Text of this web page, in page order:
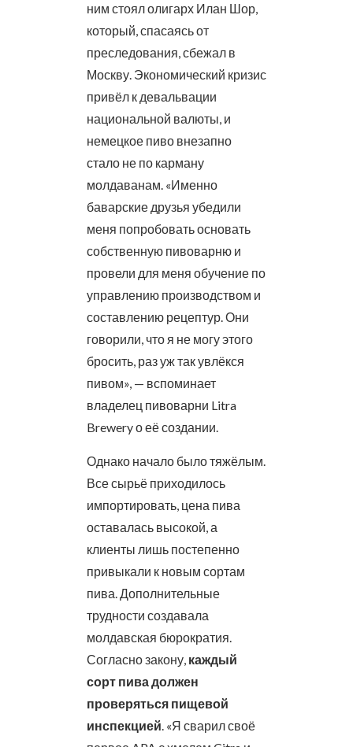
ним стоял олигарх Илан Шор,
который, спасаясь от
преследования, сбежал в
Москву. Экономический кризис
привёл к девальвации
национальной валюты, и
немецкое пиво внезапно
стало не по карману
молдаванам. «Именно
баварские друзья убедили
меня попробовать основать
собственную пивоварню и
провели для меня обучение по
управлению производством и
составлению рецептур. Они
говорили, что я не могу этого
бросить, раз уж так увлёкся
пивом», — вспоминает
владелец пивоварни Litra
Brewery о её создании.
Однако начало было тяжёлым.
Все сырьё приходилось
импортировать, цена пива
оставалась высокой, а
клиенты лишь постепенно
привыкали к новым сортам
пива. Дополнительные
трудности создавала
молдавская бюрократия.
Согласно закону, каждый
сорт пива должен
проверяться пищевой
инспекцией. «Я сварил своё